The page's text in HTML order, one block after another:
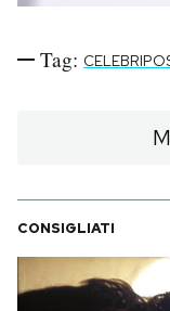
Tag:
CONSIGLIATI